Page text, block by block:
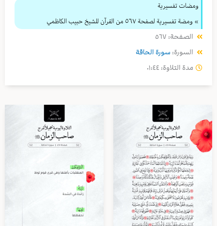
ومضات تفسيرية
» ومضة تفسيرية لصفحة ٥٦٧ من القرآن للشيخ حبيب الكاظمي
الصفحة: ٥٦٧
السورة: سورة الحاقة
مدة التلاوة: ٠١:٤٤